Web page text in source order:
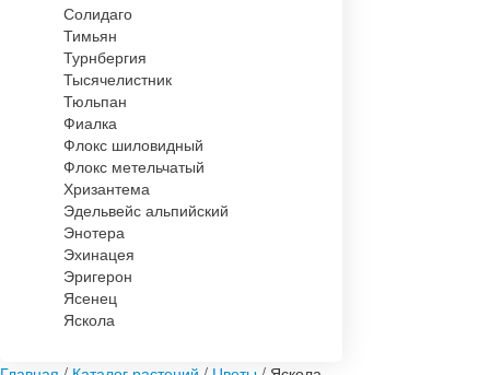
Солидаго
Тимьян
Турнбергия
Тысячелистник
Тюльпан
Фиалка
Флокс шиловидный
Флокс метельчатый
Хризантема
Эдельвейс альпийский
Энотера
Эхинацея
Эригерон
Ясенец
Яскола